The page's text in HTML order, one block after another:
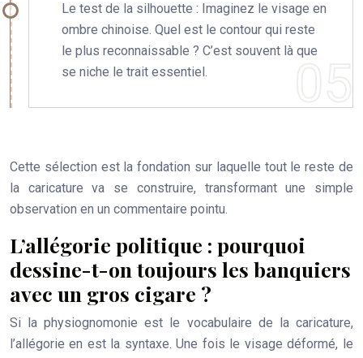
Le test de la silhouette : Imaginez le visage en
ombre chinoise. Quel est le contour qui reste
le plus reconnaissable ? C’est souvent là que
se niche le trait essentiel.
Cette sélection est la fondation sur laquelle tout le reste de
la caricature va se construire, transformant une simple
observation en un commentaire pointu.
L’allégorie politique : pourquoi
dessine-t-on toujours les banquiers
avec un gros cigare ?
Si la physiognomonie est le vocabulaire de la caricature,
l’allégorie en est la syntaxe. Une fois le visage déformé, le